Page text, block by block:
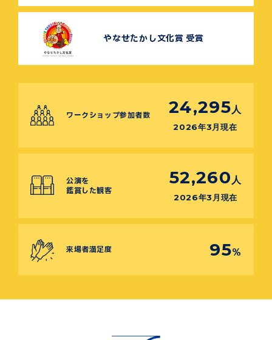
やなせたかし文化賞 受賞
ワークショップ参加者数 24,295 人
2026年3月現在
公演を
鑑賞した観客
52,260 人
2026年3月現在
来場者満足度 95%